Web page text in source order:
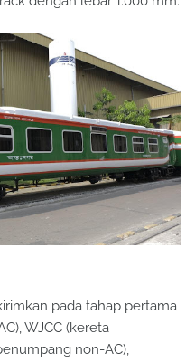
pada tahap pertama
WJCC (kereta
non-AC),